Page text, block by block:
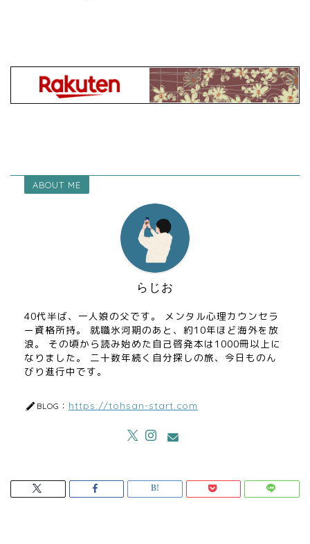
ABOUT ME
らじお
40代半ば、一人娘の父です。 メンタル心理カウンセラ
ー資格所持。 就職氷河期のあと、約10年ほど海外を放
浪。 その頃から読み始めた自己啓発本は1000冊以上に
なりました。 二十数年続く自分探しの旅、今日ものん
びり進行中です。
BLOG： https://tohsan-start.com